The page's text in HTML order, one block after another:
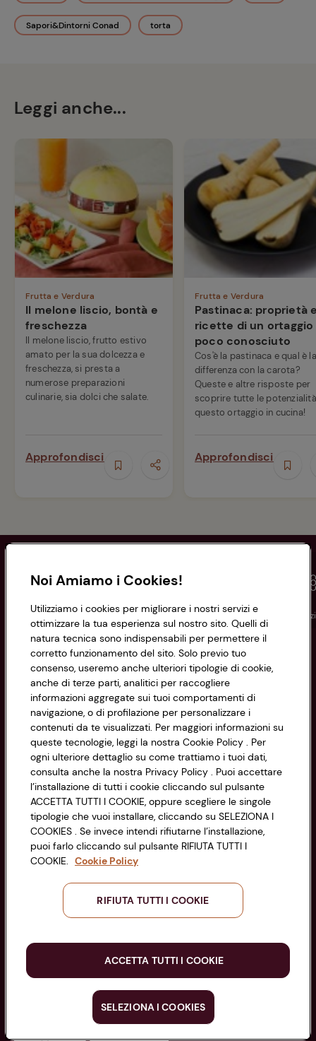
Sapori&Dintorni Conad torta
Leggi anche...
Frutta e Verdura
Il melone liscio, bontà e
freschezza
Il melone liscio, frutto estivo
amato per la sua dolcezza e
freschezza, si presta a
numerose preparazioni
culinarie, sia dolci che salate.
Approfondisci
Frutta e Verdura
Pastinaca: proprietà
ricette di un ortaggio
poco conosciuto
Cos'è la pastinaca e qual è la
differenza con la carota?
Queste e altre risposte per
scoprire tutte le
questo ortaggio in cucina!
Approfondisci
Conad Spesa online Assicurazioni Viaggi
Informazioni
Privacy Policy
Cookie Policy
Impostazioni Cookie
Accessibilità
CONAD SOCIETÀ COOPERATIVA
Via Michelino, 59 | 40127 BOLOGNA
Codice Fiscale e Registro Imprese
di Bologna 00865960157
PARTITA IVA 03320960374
Servizio clienti
Seguici sui Social:
Noi Amiamo i Cookies!
Utilizziamo i cookies per migliorare i nostri servizi e
ottimizzare la tua esperienza sul nostro sito. Quelli di
natura tecnica sono indispensabili per permettere il
corretto funzionamento del sito. Solo previo tuo
consenso, useremo anche ulteriori tipologie di cookie,
anche di terze parti, analitici per raccogliere
informazioni aggregate sui tuoi comportamenti di
navigazione, o di profilazione per personalizzare i
contenuti da te visualizzati. Per maggiori informazioni su
queste tecnologie, leggi la nostra Cookie Policy . Per
ogni ulteriore dettaglio su come trattiamo i tuoi dati,
consulta anche la nostra Privacy Policy . Puoi accettare
l’installazione di tutti i cookie cliccando sul pulsante
ACCETTA TUTTI I COOKIE, oppure scegliere le singole
tipologie che vuoi installare, cliccando su SELEZIONA I
COOKIES . Se invece intendi rifiutarne l’installazione,
puoi farlo cliccando sul pulsante RIFIUTA TUTTI I
COOKIE. Cookie Policy
RIFIUTA TUTTI I COOKIE
ACCETTA TUTTI I COOKIE
SELEZIONA I COOKIES